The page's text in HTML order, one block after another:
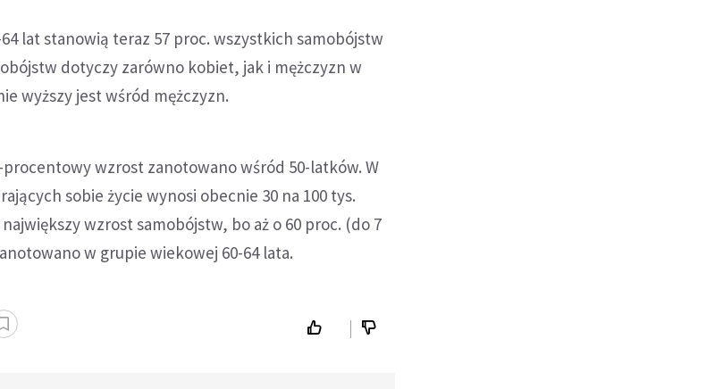
lat stanowią teraz 57 proc. wszystkich samobójstw
dotyczy zarówno kobiet, jak i mężczyzn w
wyższy jest wśród mężczyzn.
wzrost zanotowano wśród 50-latków. W
sobie życie wynosi obecnie 30 na 100 tys.
wzrost samobójstw, bo aż o 60 proc. (do 7
w grupie wiekowej 60-64 lata.